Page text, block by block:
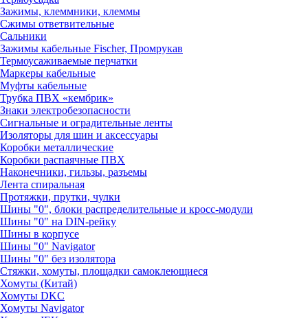
Зажимы, клеммники, клеммы
Сжимы ответвительные
Сальники
Зажимы кабельные Fischer, Промрукав
Термоусаживаемые перчатки
Маркеры кабельные
Муфты кабельные
Трубка ПВХ «кембрик»
Знаки электробезопасности
Сигнальные и оградительные ленты
Изоляторы для шин и аксессуары
Коробки металлические
Коробки распаячные ПВХ
Наконечники, гильзы, разъемы
Лента спиральная
Протяжки, прутки, чулки
Шины "0", блоки распределительные и кросс-модули
Шины "0" на DIN-рейку
Шины в корпусе
Шины "0" Navigator
Шины "0" без изолятора
Стяжки, хомуты, площадки самоклеющиеся
Хомуты (Китай)
Хомуты DKC
Хомуты Navigator